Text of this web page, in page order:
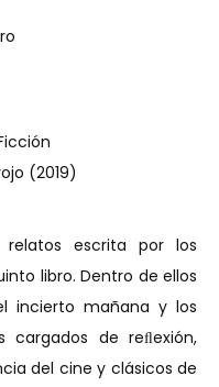
(2019)
escrita por los
libro. Dentro de ellos
incierto mañana y los
cargados de reﬂexión,
del cine y clásicos de